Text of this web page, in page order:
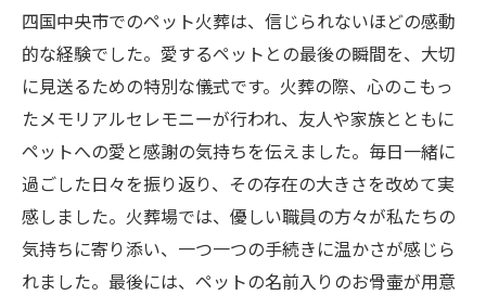
ずに
四国中央市でのペット火葬は、信じられないほどの感動
的な経験でした。愛するペットとの最後の瞬間を、大切
に見送るための特別な儀式です。火葬の際、心のこもっ
たメモリアルセレモニーが行われ、友人や家族とともに
ペットへの愛と感謝の気持ちを伝えました。毎日一緒に
過ごした日々を振り返り、その存在の大きさを改めて実
感しました。火葬場では、優しい職員の方々が私たちの
気持ちに寄り添い、一つ一つの手続きに温かさが感じら
れました。最後には、ペットの名前入りのお骨壷が用意